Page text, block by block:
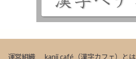
運営組織 kanji café（漢字カフェ）とは